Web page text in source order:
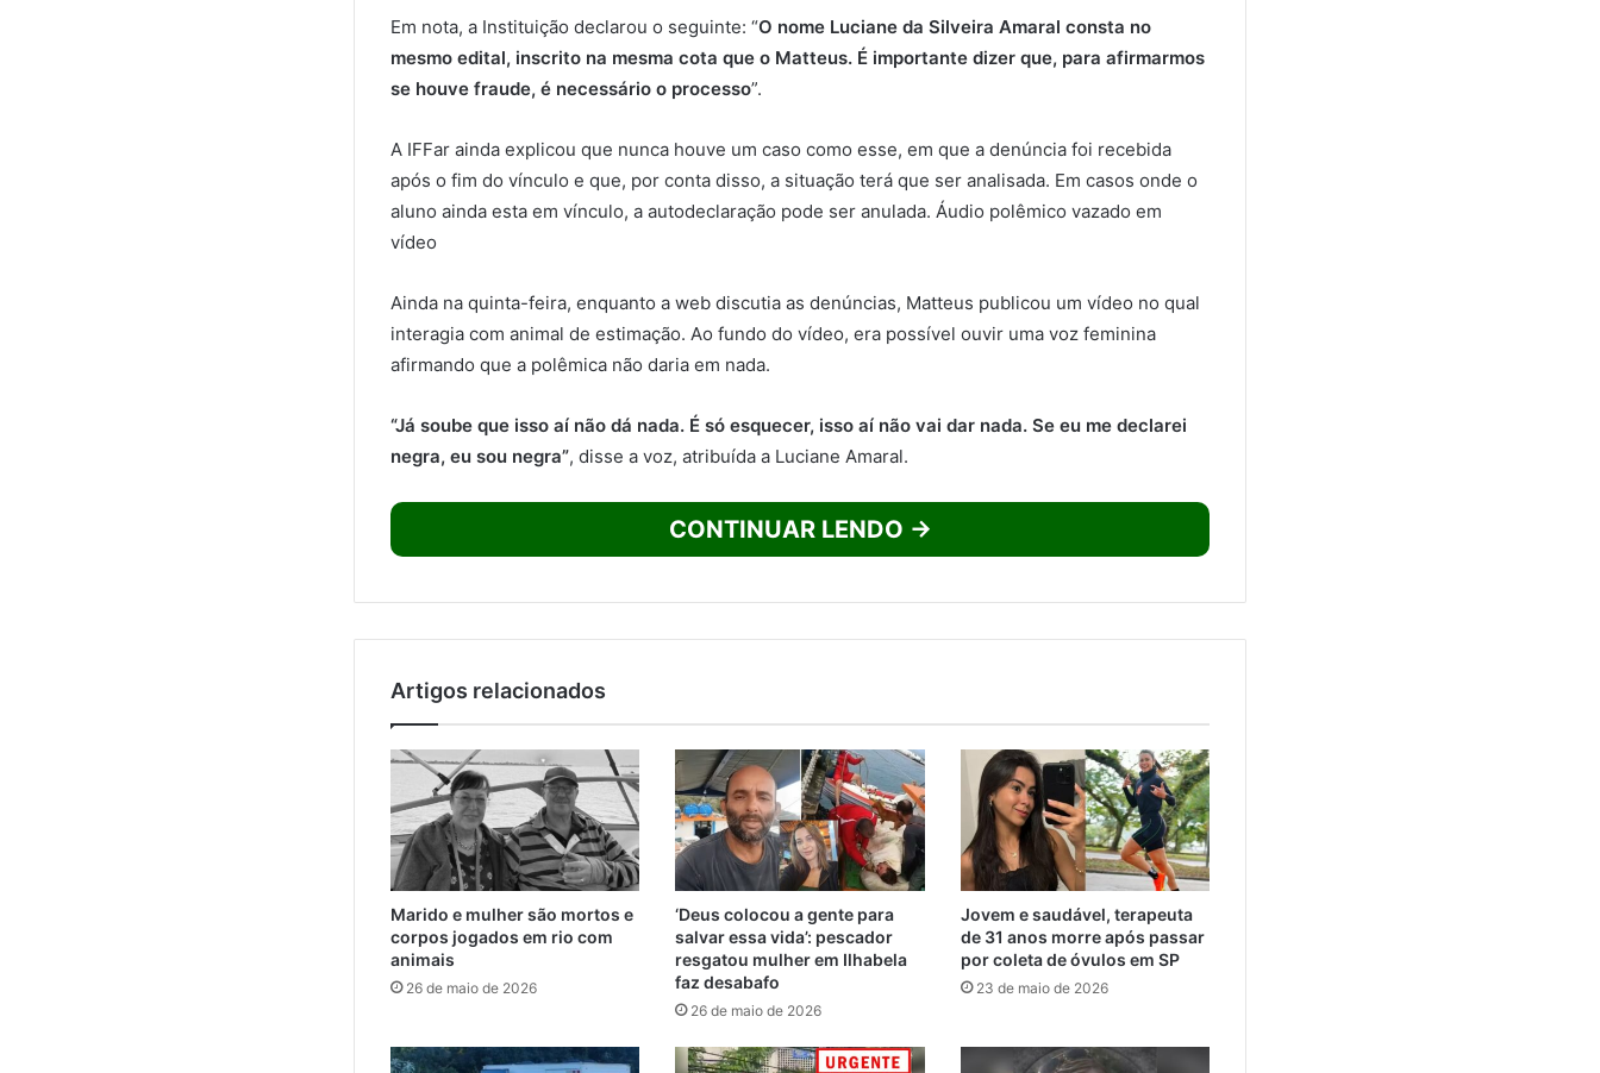
Em nota, a Instituição declarou o seguinte: “O nome Luciane da Silveira Amaral consta no
mesmo edital, inscrito na mesma cota que o Matteus. É importante dizer que, para afirmarmos
se houve fraude, é necessário o processo”.
A IFFar ainda explicou que nunca houve um caso como esse, em que a denúncia foi recebida
após o fim do vínculo e que, por conta disso, a situação terá que ser analisada. Em casos onde o
aluno ainda esta em vínculo, a autodeclaração pode ser anulada. Áudio polêmico vazado em
vídeo
Ainda na quinta-feira, enquanto a web discutia as denúncias, Matteus publicou um vídeo no qual
interagia com animal de estimação. Ao fundo do vídeo, era possível ouvir uma voz feminina
afirmando que a polêmica não daria em nada.
“Já soube que isso aí não dá nada. É só esquecer, isso aí não vai dar nada. Se eu me declarei
negra, eu sou negra”, disse a voz, atribuída a Luciane Amaral.
CONTINUAR LENDO →
Artigos relacionados
Marido e mulher são mortos e
corpos jogados em rio com
animais
26 de maio de 2026
‘Deus colocou a gente para
salvar essa vida’: pescador
resgatou mulher em Ilhabela
faz desabafo
26 de maio de 2026
Jovem e saudável, terapeuta
de 31 anos morre após passar
por coleta de óvulos em SP
23 de maio de 2026